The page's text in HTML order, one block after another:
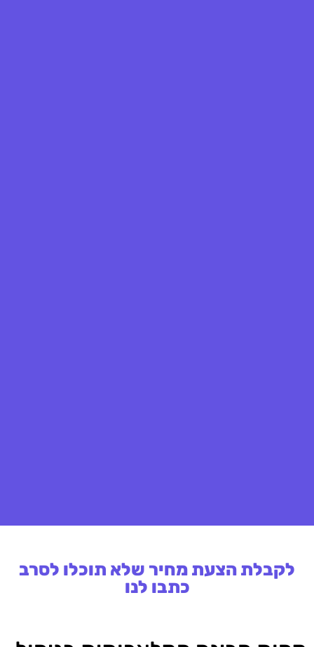
לקבלת הצעת מחיר שלא תוכלו לסרב
כתבו לנו